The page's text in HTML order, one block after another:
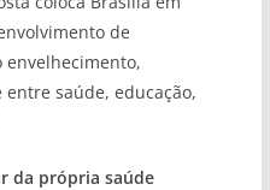
de
envelhecimento,
saúde, educação,
da própria saúde